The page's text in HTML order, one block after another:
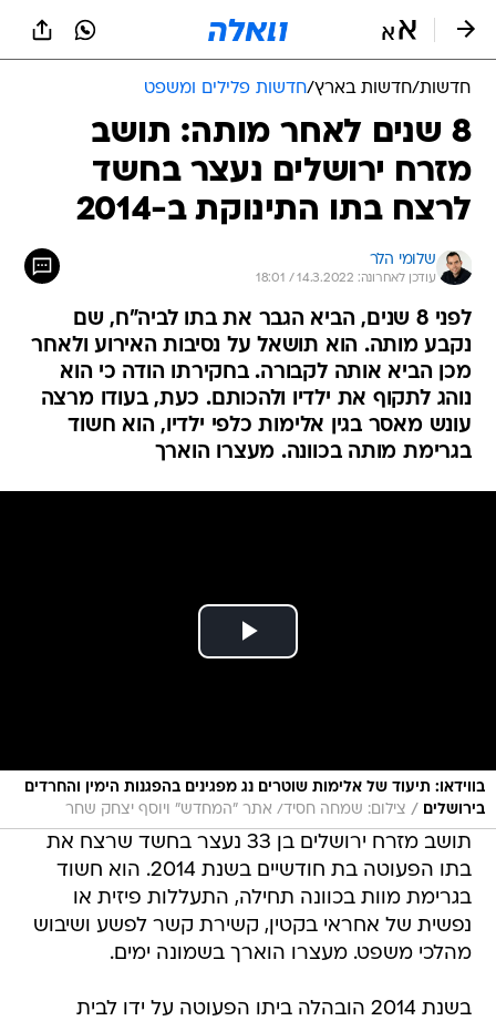
חדשות/חדשות בארץ/חדשות פלילים ומשפט
8 שנים לאחר מותה: תושב
מזרח ירושלים נעצר בחשד
לרצח בתו התינוקת ב-2014
שלומי הלר
עודכן לאחרונה: 14.3.2022 / 18:01
לפני 8 שנים, הביא הגבר את בתו לביה"ח, שם
נקבע מותה. הוא תושאל על נסיבות האירוע ולאחר
מכן הביא אותה לקבורה. בחקירתו הודה כי הוא
נוהג לתקוף את ילדיו ולהכותם. כעת, בעודו מרצה
עונש מאסר בגין אלימות כלפי ילדיו, הוא חשוד
בגרימת מותה בכוונה. מעצרו הוארך
בווידאו: תיעוד של אלימות שוטרים נג מפגינים בהפגנות הימין והחרדים
בירושלים
/ צילום: שמחה חסיד/ אתר "המחדש" ויוסף יצחק שחר
תושב מזרח ירושלים בן 33 נעצר בחשד שרצח את
בתו הפעוטה בת חודשיים בשנת 2014. הוא חשוד
בגרימת מוות בכוונה תחילה, התעללות פיזית או
נפשית של אחראי בקטין, קשירת קשר לפשע ושיבוש
מהלכי משפט. מעצרו הוארך בשמונה ימים.
בשנת 2014 הובהלה ביתו הפעוטה על ידו לבית